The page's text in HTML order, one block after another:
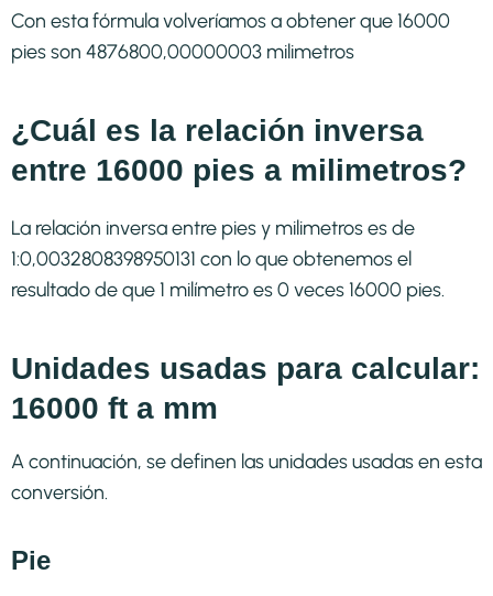
Con esta fórmula volveríamos a obtener que 16000
pies son 4876800,00000003 milimetros
¿Cuál es la relación inversa
entre 16000 pies a milimetros?
La relación inversa entre pies y milimetros es de
1:0,0032808398950131 con lo que obtenemos el
resultado de que 1 milímetro es 0 veces 16000 pies.
Unidades usadas para calcular:
16000 ft a mm
A continuación, se definen las unidades usadas en esta
conversión.
Pie